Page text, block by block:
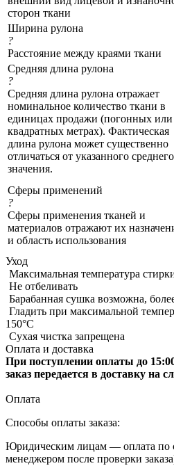
сторон ткани
Ширина рулона
?
Расстояние между краями ткани
Средняя длина рулона
?
Средняя длина рулона отражает
номинальное количество ткани в
единицах продажи (погонных или
квадратных метрах). Фактическая
длина рулона может существенно
отличаться от указанного среднего
значения.
Сферы применений
?
Сферы применения тканей и
материалов отражают их
и область использования
Уход
Максимальная температура
Не отбеливать
Барабанная сушка возможна,
Гладить при максимальной
150°С
Сухая чистка запрещена
Оплата и доставка
При поступлении оплаты до
заказ передается в доставку на
Оплата
Способы оплаты заказа:
Юридическим лицам — оплата по
менеджером после проверки